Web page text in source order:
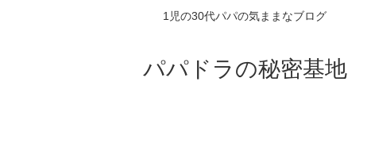
1児の30代パパの気ままなブログ
パパドラの秘密基地